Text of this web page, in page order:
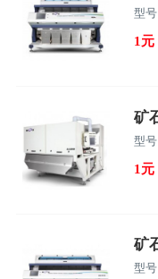
型号
1元
矿
型
1元
矿
型号